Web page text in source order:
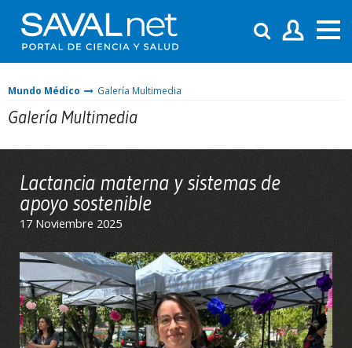
Mundo Médico Galería Multimedia
Galería Multimedia
Lactancia materna y sistemas de
apoyo sostenible
17 Noviembre 2025